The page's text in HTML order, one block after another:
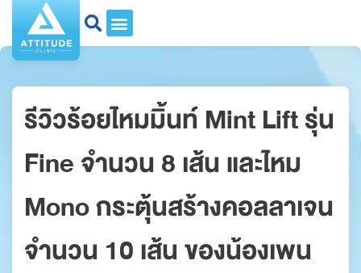
รีวิวร้อยไหมมิ้นท์ Mint Lift รุ่น
Fine จำนวน 8 เส้น และไหม
Mono กระตุ้นสร้างคอลลาเจน
จำนวน 10 เส้น ของน้องเพน